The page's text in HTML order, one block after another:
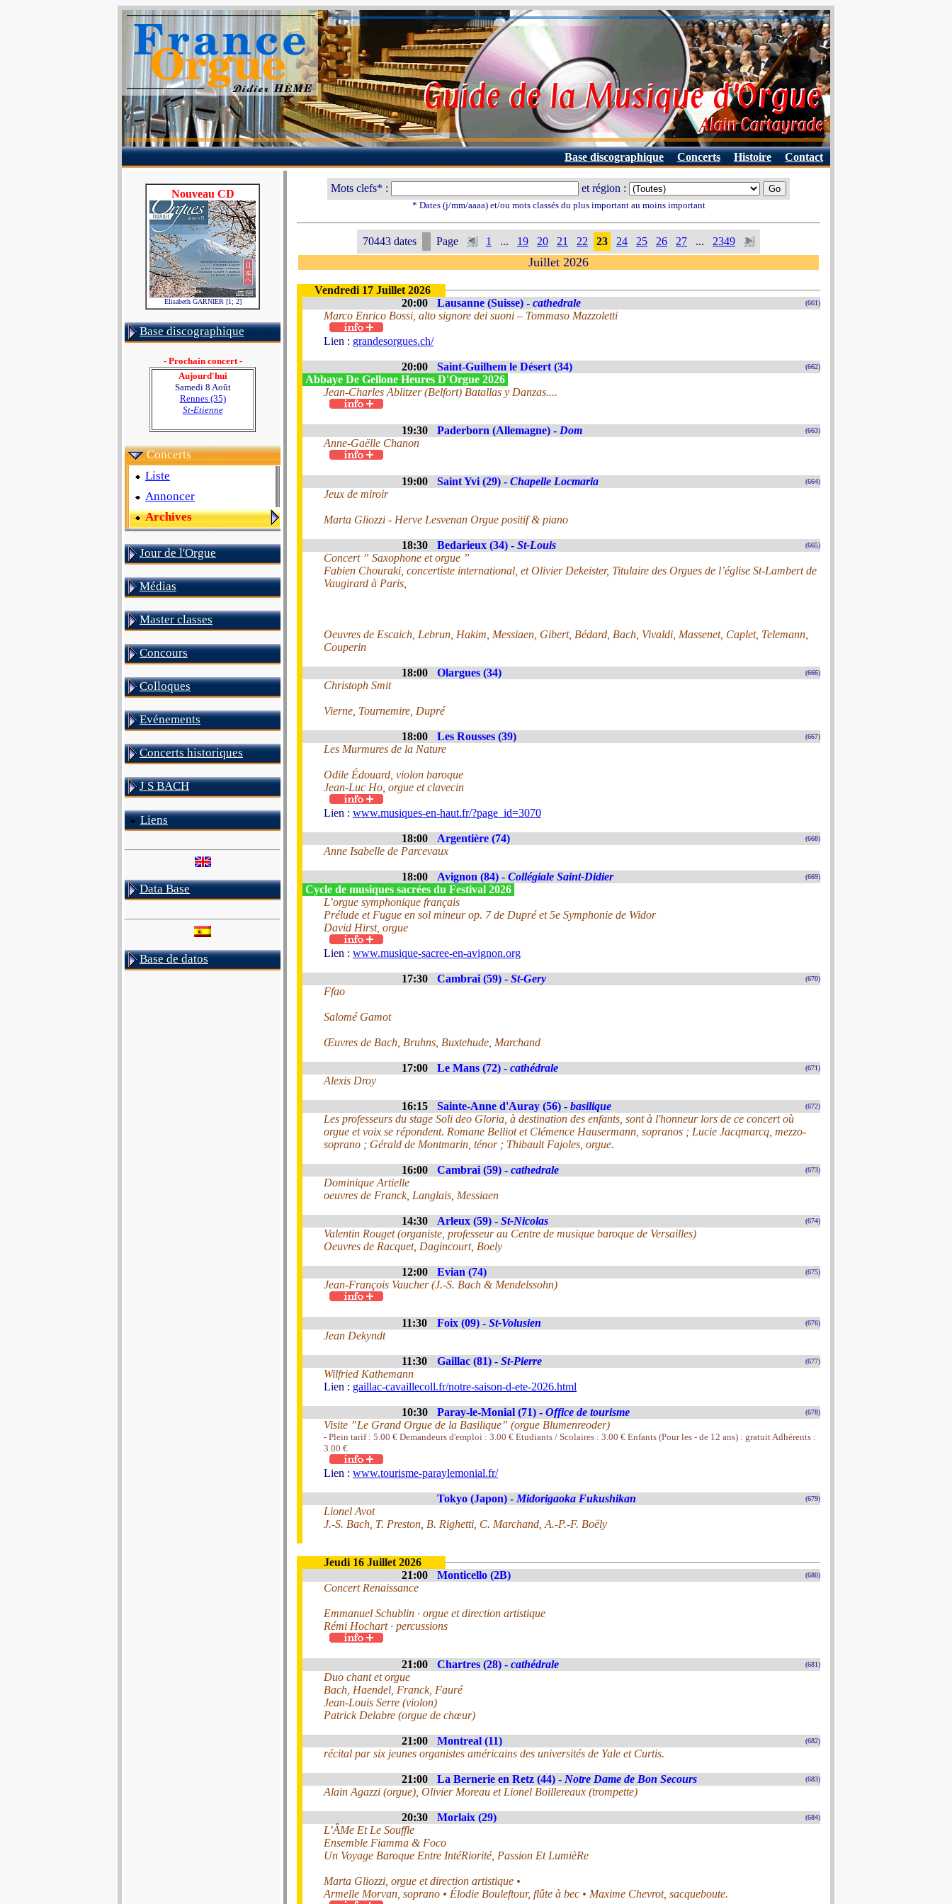
Base discographique Concerts Histoire Contact
Nouveau CD
Elisabeth GARNIER [1; 2]
Base discographique
- Prochain concert -
Aujourd'hui
Samedi 8 Août
Rennes (35)
St-Etienne
Concerts
Liste
Annoncer
Archives
Jour de l'Orgue
Médias
Master classes
Concours
Colloques
Evénements
Concerts historiques
J S BACH
Liens
Data Base
Base de datos
Mots clefs* : et région :
* Dates (j/mm/aaaa) et/ou mots classés du plus important au moins important
70443 dates Page 1 ... 19 20 21 22 23 24 25 26 27 ... 2349
Juillet 2026
Vendredi 17 Juillet 2026
20:00
Lausanne (Suisse) - cathedrale (661)
Marco Enrico Bossi, alto signore dei suoni – Tommaso Mazzoletti
Lien : grandesorgues.ch/
20:00 Saint-Guilhem le Désert (34) (662)
Abbaye De Gellone Heures D'Orgue 2026
Jean-Charles Ablitzer (Belfort) Batallas y Danzas....
19:30 Paderborn (Allemagne) - Dom (663)
Anne-Gaëlle Chanon
19:00 Saint Yvi (29) - Chapelle Locmaria (664)
Jeux de miroir
Marta Gliozzi - Herve Lesvenan Orgue positif & piano
18:30 Bedarieux (34) - St-Louis (665)
Concert ” Saxophone et orgue ”
Fabien Chouraki, concertiste international, et Olivier Dekeister, Titulaire des Orgues de l’église St-Lambert de
Vaugirard à Paris,
Oeuvres de Escaich, Lebrun, Hakim, Messiaen, Gibert, Bédard, Bach, Vivaldi, Massenet, Caplet, Telemann,
Couperin
18:00 Olargues (34) (666)
Christoph Smit
Vierne, Tournemire, Dupré
18:00 Les Rousses (39) (667)
Les Murmures de la Nature
Odile Édouard, violon baroque
Jean-Luc Ho, orgue et clavecin
Lien : www.musiques-en-haut.fr/?page_id=3070
18:00 Argentière (74) (668)
Anne Isabelle de Parcevaux
18:00 Avignon (84) - Collégiale Saint-Didier (669)
Cycle de musiques sacrées du Festival 2026
L’orgue symphonique français
Prélude et Fugue en sol mineur op. 7 de Dupré et 5e Symphonie de Widor
David Hirst, orgue
Lien : www.musique-sacree-en-avignon.org
17:30 Cambrai (59) - St-Gery (670)
Ffao
Salomé Gamot
Œuvres de Bach, Bruhns, Buxtehude, Marchand
17:00 Le Mans (72) - cathédrale (671)
Alexis Droy
16:15 Sainte-Anne d'Auray (56) - basilique (672)
Les professeurs du stage Soli deo Gloria, à destination des enfants, sont à l'honneur lors de ce concert où
orgue et voix se répondent. Romane Belliot et Clémence Hausermann, sopranos ; Lucie Jacqmarcq, mezzo-
soprano ; Gérald de Montmarin, ténor ; Thibault Fajoles, orgue.
16:00 Cambrai (59) - cathedrale (673)
Dominique Artielle
oeuvres de Franck, Langlais, Messiaen
14:30 Arleux (59) - St-Nicolas (674)
Valentin Rouget (organiste, professeur au Centre de musique baroque de Versailles)
Oeuvres de Racquet, Dagincourt, Boely
12:00 Evian (74) (675)
Jean-François Vaucher (J.-S. Bach & Mendelssohn)
11:30 Foix (09) - St-Volusien (676)
Jean Dekyndt
11:30 Gaillac (81) - St-Pierre (677)
Wilfried Kathemann
Lien : gaillac-cavaillecoll.fr/notre-saison-d-ete-2026.html
10:30 Paray-le-Monial (71) - Office de tourisme (678)
Visite ”Le Grand Orgue de la Basilique” (orgue Blumenreoder)
- Plein tarif : 5.00 € Demandeurs d'emploi : 3.00 € Etudiants / Scolaires : 3.00 € Enfants (Pour les - de 12 ans) : gratuit Adhérents :
3.00 €
Lien : www.tourisme-paraylemonial.fr/
Tokyo (Japon) - Midorigaoka Fukushikan (679)
Lionel Avot
J.-S. Bach, T. Preston, B. Righetti, C. Marchand, A.-P.-F. Boëly
Jeudi 16 Juillet 2026
21:00
Monticello (2B) (680)
Concert Renaissance
Emmanuel Schublin · orgue et direction artistique
Rémi Hochart · percussions
21:00 Chartres (28) - cathédrale (681)
Duo chant et orgue
Bach, Haendel, Franck, Fauré
Jean-Louis Serre (violon)
Patrick Delabre (orgue de chœur)
21:00 Montreal (11) (682)
récital par six jeunes organistes américains des universités de Yale et Curtis.
21:00 La Bernerie en Retz (44) - Notre Dame de Bon Secours (683)
Alain Agazzi (orgue), Olivier Moreau et Lionel Boillereaux (trompette)
20:30 Morlaix (29) (684)
L’ÂMe Et Le Souffle
Ensemble Fiamma & Foco
Un Voyage Baroque Entre IntéRiorité, Passion Et LumièRe
Marta Gliozzi, orgue et direction artistique •
Armelle Morvan, soprano • Élodie Bouleftour, flûte à bec • Maxime Chevrot, sacqueboute.